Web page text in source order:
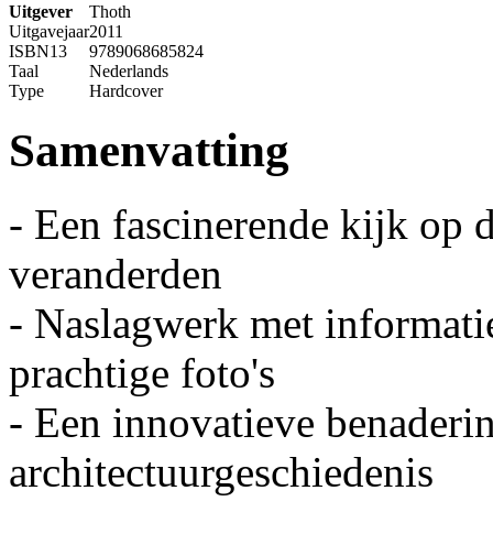
Uitgever
Thoth
Uitgavejaar2011
ISBN13
9789068685824
Taal
Nederlands
Type
Hardcover
Samenvatting
- Een fascinerende kijk op
veranderden
- Naslagwerk met
prachtige foto's
- Een innovatieve
architectuurgeschiedenis